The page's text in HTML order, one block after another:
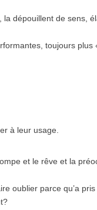
dépouillent de sens,
toujours
à leur usage.
et le rêve et la
oublier parce qu’a